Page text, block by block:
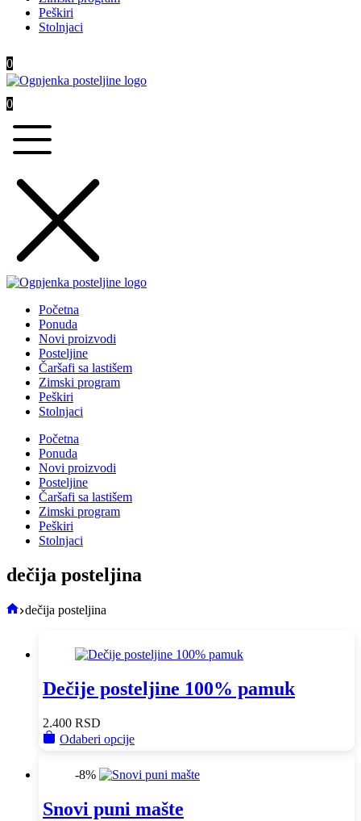
Peškiri
Stolnjaci
0
0
Početna
Ponuda
Novi proizvodi
Posteljine
Čaršafi sa lastišem
Zimski program
Peškiri
Stolnjaci
Početna
Ponuda
Novi proizvodi
Posteljine
Čaršafi sa lastišem
Zimski program
Peškiri
Stolnjaci
dečija posteljina
Početna
dečija posteljina
Dečije posteljine 100% pamuk
2.400 RSD
Odaberi opcijeThis
multiple
The
-8%
Snovi puni mašte